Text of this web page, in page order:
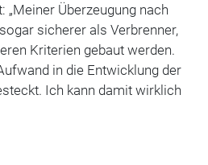
„Meiner Überzeugung nach
sicherer als Verbrenner,
Kriterien gebaut werden.
in die Entwicklung der
Ich kann damit wirklich